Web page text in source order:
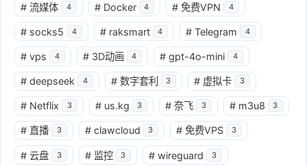
# 流媒体 4 # Docker 4 # 免费VPN 4
# socks5 4 # raksmart 4 # Telegram 4
# vps 4 # 3D动画 4 # gpt-4o-mini 4
# deepseek 4 # 数字套利 3 # 虚拟卡 3
# Netflix 3 # us.kg 3 # 奈飞 3 # m3u8 3
# 直播 3 # clawcloud 3 # 免费VPS 3
# 云盘 3 # 监控 3 # wireguard 3